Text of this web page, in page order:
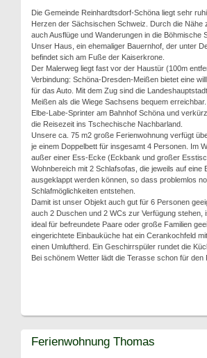
Die Gemeinde Reinhardtsdorf-Schöna liegt sehr
Herzen der Sächsischen Schweiz. Durch die Nähe
auch Ausflüge und Wanderungen in die Böhmische
Unser Haus, ein ehemaliger Bauernhof, der unter
befindet sich am Fuße der Kaiserkrone.
Der Malerweg liegt fast vor der Haustür (100m
Verbindung: Schöna-Dresden-Meißen bietet eine
für das Auto. Mit dem Zug sind die
Meißen als die Wiege Sachsens bequem
Elbe-Labe-Sprinter am Bahnhof Schöna und
die Reisezeit ins Tschechische Nachbarland.
Unsere ca. 75 m2 große Ferienwohnung verfügt
je einem Doppelbett für insgesamt 4 Personen. Im
außer einer Ess-Ecke (Eckbank und großer
Wohnbereich mit 2 Schlafsofas, die jeweils auf eine
ausgeklappt werden können, so dass problemlos
Schlafmöglichkeiten entstehen.
Damit ist unser Objekt auch gut für 6 Personen
auch 2 Duschen und 2 WCs zur Verfügung stehen,
ideal für befreundete Paare oder große Familien
eingerichtete Einbauküche hat ein Cerankochfeld
einen Umluftherd. Ein Geschirrspüler rundet die
Bei schönem Wetter lädt die Terasse schon für den
Ferienwohnung Thomas